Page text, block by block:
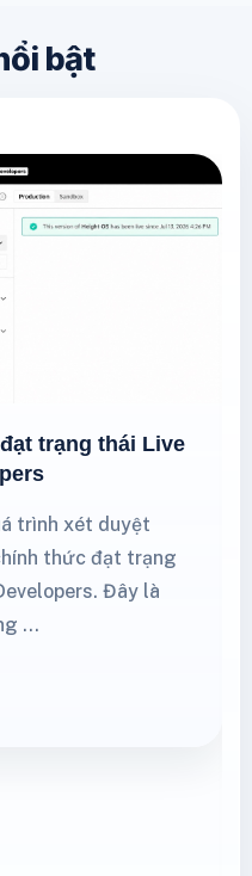
bật
trạng thái Live
trình xét duyệt
thức đạt trạng
Đây là
…